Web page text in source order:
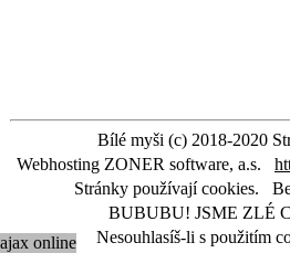
Bílé myši (c) 2018-2020
Webhosting ZONER software, a.s.
Stránky používají cookies.
BUBUBU! JSME ZLÉ
Nesouhlasíš-li s použitím
ajax online